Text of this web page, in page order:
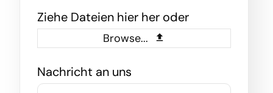
Ziehe Dateien hier her oder
Browse...
Nachricht an uns